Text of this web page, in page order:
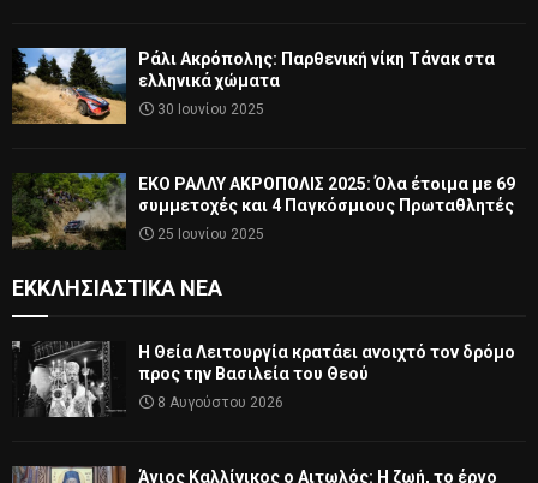
Ράλι Ακρόπολης: Παρθενική νίκη Τάνακ στα
ελληνικά χώματα
30 Ιουνίου 2025
ΕΚΟ ΡΑΛΛΥ ΑΚΡΟΠΟΛΙΣ 2025: Όλα έτοιμα με 69
συμμετοχές και 4 Παγκόσμιους Πρωταθλητές
25 Ιουνίου 2025
ΕΚΚΛΗΣΙΑΣΤΙΚΆ ΝΈΑ
Η Θεία Λειτουργία κρατάει ανοιχτό τον δρόμο
προς την Βασιλεία του Θεού
8 Αυγούστου 2026
Άγιος Καλλίνικος ο Αιτωλός: Η ζωή, το έργο